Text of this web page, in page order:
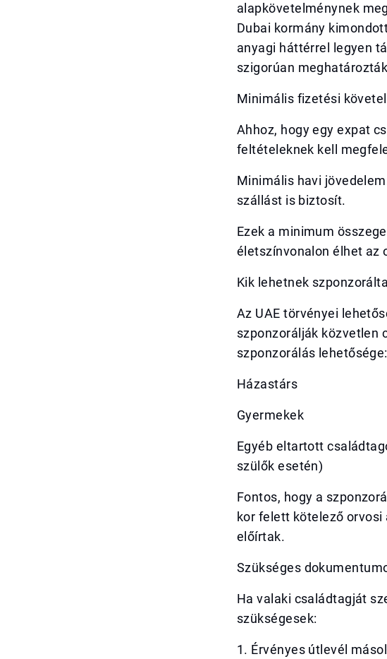
alapkövetelménynek
Dubai kormány
anyagi háttérrel legyen
szigorúan
Minimális fizetési
Ahhoz, hogy egy expat
feltételeknek kell
Minimális havi
szállást is biztosít.
Ezek a minimum
életszínvonalon élhet az
Kik lehetnek
Az UAE törvényei
szponzorálják közvetlen
szponzorálás lehetősége:
Házastárs
Gyermekek
Egyéb eltartott
szülők esetén)
Fontos, hogy a
kor felett kötelező orvosi
előírtak.
Szükséges
Ha valaki családtagját
szükségesek:
1. Érvényes útlevél